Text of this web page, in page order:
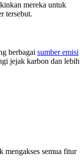
mereka untuk
tersebut.
berbagai sumber emisi
jejak karbon dan lebih
mengakses semua fitur